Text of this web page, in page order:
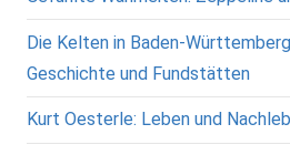
Die Kelten in Baden-
Geschichte und Fundstätten
Kurt Oesterle: Leben und